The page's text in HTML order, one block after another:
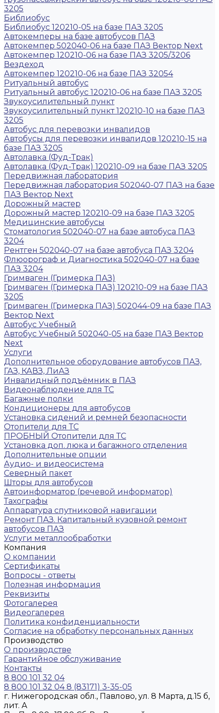
3205
Библиобус
Библиобус 120210-05 на базе ПАЗ 3205
Автокемперы на базе автобусов ПАЗ
Автокемпер 502040-06 на базе ПАЗ Вектор Next
Автокемпер 120210-06 на базе ПАЗ 3205/3206
Вездеход
Автокемпер 120210-06 на базе ПАЗ 32054
Ритуальный автобус
Ритуальный автобус 120210-06 на базе ПАЗ 3205
Звукоусилительный пункт
Звукоусилительный пункт 120210-10 на базе ПАЗ
3205
Автобус для перевозки инвалидов
Автобусы для перевозки инвалидов 120210-15 на
базе ПАЗ 3205
Автолавка (Фуд-Трак)
Автолавка (Фуд-Трак) 120210-09 на базе ПАЗ 3205
Передвижная лаборатория
Передвижная лаборатория 502040-07 ПАЗ на базе
ПАЗ Вектор Next
Дорожный мастер
Дорожный мастер 120210-09 на базе ПАЗ 3205
Медицинские автобусы
Стоматология 502040-07 на базе автобуса ПАЗ
3204
Рентген 502040-07 на базе автобуса ПАЗ 3204
Флюорограф и Диагностика 502040-07 на базе
ПАЗ 3204
Гримваген (Гримерка ПАЗ)
Гримваген (Гримерка ПАЗ) 120210-09 на базе ПАЗ
3205
Гримваген (Гримерка ПАЗ) 502044-09 на базе ПАЗ
Вектор Next
Автобус Учебный
Автобус Учебный 502040-05 на базе ПАЗ Вектор
Next
Услуги
Дополнительное оборудование автобусов ПАЗ,
ГАЗ, КАВЗ, ЛиАЗ
Инвалидный подъёмник в ПАЗ
Видеонаблюдение для ТС
Багажные полки
Кондиционеры для автобусов
Установка сидений и ремней безопасности
Отопители для ТС
ПРОБНЫЙ Отопители для ТС
Установка доп. люка и багажного отделения
Дополнительные опции
Аудио- и видеосистема
Северный пакет
Шторы для автобусов
Автоинформатор (речевой информатор)
Тахографы
Аппаратура спутниковой навигации
Ремонт ПАЗ. Капитальный кузовной ремонт
автобусов ПАЗ
Услуги металлообработки
Компания
О компании
Сертификаты
Вопросы - ответы
Полезная информация
Реквизиты
Фотогалерея
Видеогалерея
Политика конфиденциальности
Согласие на обработку персональных данных
Производство
О производстве
Гарантийное обслуживание
Контакты
8 800 101 32 04
8 800 101 32 04 8 (83171) 3-35-05
г. Нижегородская обл., Павлово, ул. 8 Марта, д.15 б,
лит. А